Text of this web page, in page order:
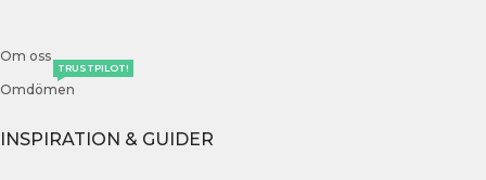
Om oss
Omdömen
TRUSTPILOT!
INSPIRATION & GUIDER